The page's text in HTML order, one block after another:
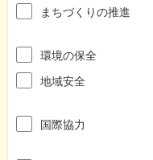
まちづくりの推進
環境の保全
地域安全
国際協力